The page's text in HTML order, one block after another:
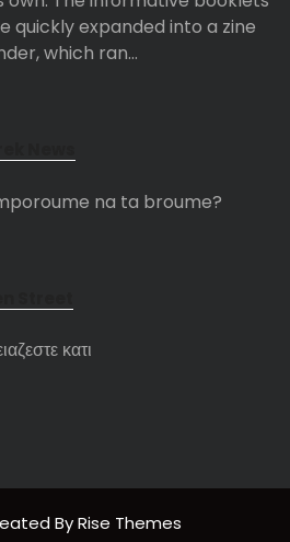
quickly expanded into a zine
which ran…
na ta broume?
κατι
ByRise Themes